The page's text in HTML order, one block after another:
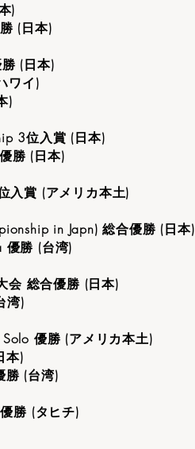
)
(日本)
(日本)
ワイ)
)
3位入賞 (日本)
勝 (日本)
入賞 (アメリカ本土)
in Japn) 総合優勝 (日本)
優勝 (台湾)
会 総合優勝 (日本)
湾)
優勝 (アメリカ本土)
本)
勝 (台湾)
勝 (タヒチ)